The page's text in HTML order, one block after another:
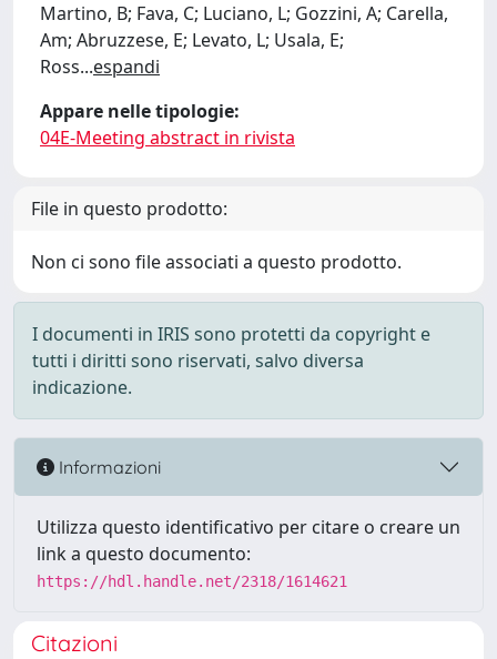
Martino, B; Fava, C; Luciano, L; Gozzini, A; Carella,
Am; Abruzzese, E; Levato, L; Usala, E;
Ross...espandi
Appare nelle tipologie:
04E-Meeting abstract in rivista
File in questo prodotto:
Non ci sono file associati a questo prodotto.
I documenti in IRIS sono protetti da copyright e
tutti i diritti sono riservati, salvo diversa
indicazione.
Informazioni
Utilizza questo identificativo per citare o creare un
link a questo documento:
https://hdl.handle.net/2318/1614621
Citazioni